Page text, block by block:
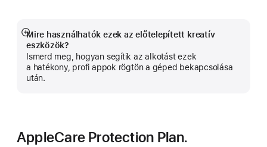
Mire használhatók ezek az előtelepített kreatív
eszközök?
Ismerd meg, hogyan segítik az alkotást ezek
a hatékony, profi appok rögtön a géped bekapcsolása
után.
Bővebb
információ
AppleCare Protection Plan.